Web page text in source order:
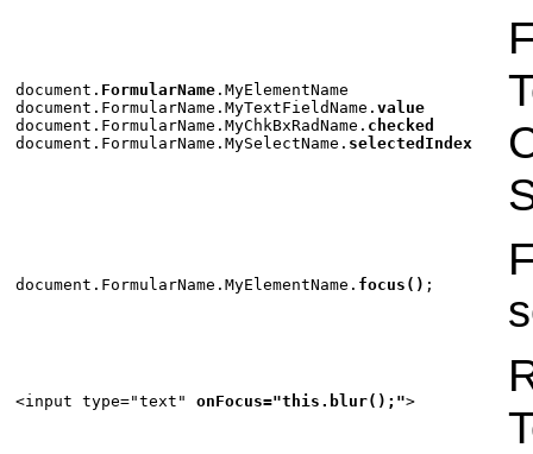
document. FormularName .MyElementName
document.FormularName.MyTextFieldName. value
document.FormularName.MyChkBxRadName. checked
document.FormularName.MySelectName. selectedIndex
document.FormularName.MyElementName. focus() ;
<input type="text" onFocus="this.blur();">